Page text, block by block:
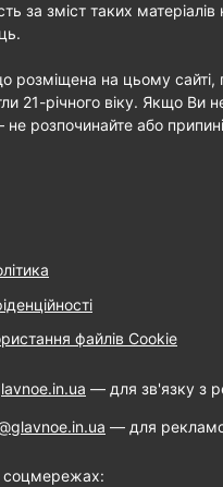
за зміст таких матеріалів
розміщена на цьому сайті,
21-річного віку. Якщо Ви
не розпочинайте або
файлів Cookie
— для зв'язку з
— для
соцмережах: